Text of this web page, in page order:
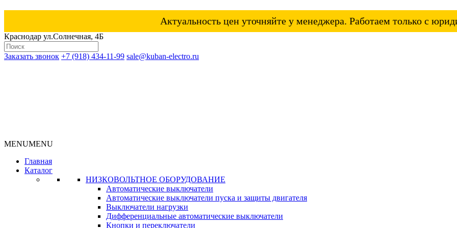
Актуальность цен уточняйте у менеджера. Работаем только с
Краснодар ул.Солнечная, 4Б
Заказать звонок +7 (918) 434-11-99 sale@kuban-electro.ru
MENUMENU
Главная
Каталог
НИЗКОВОЛЬТНОЕ ОБОРУДОВАНИЕ
Автоматические выключатели
Автоматические выключатели пуска и защиты двигателя
Выключатели нагрузки
Дифференциальные автоматические выключатели
Кнопки и переключатели